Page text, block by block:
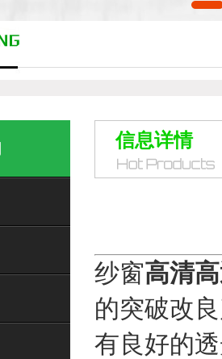
信息详情
纱窗高清
的突破改
有良好的